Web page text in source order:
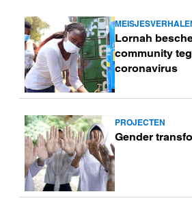
Lornah
community
coronavirus
Lees
meer
PROJECTEN
Gender
Lees
meer